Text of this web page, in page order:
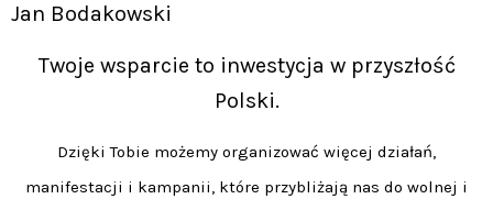
Jan Bodakowski
Twoje wsparcie to inwestycja w przyszłość
Polski.
Dzięki Tobie możemy organizować więcej działań,
manifestacji i kampanii, które przybliżają nas do wolnej i